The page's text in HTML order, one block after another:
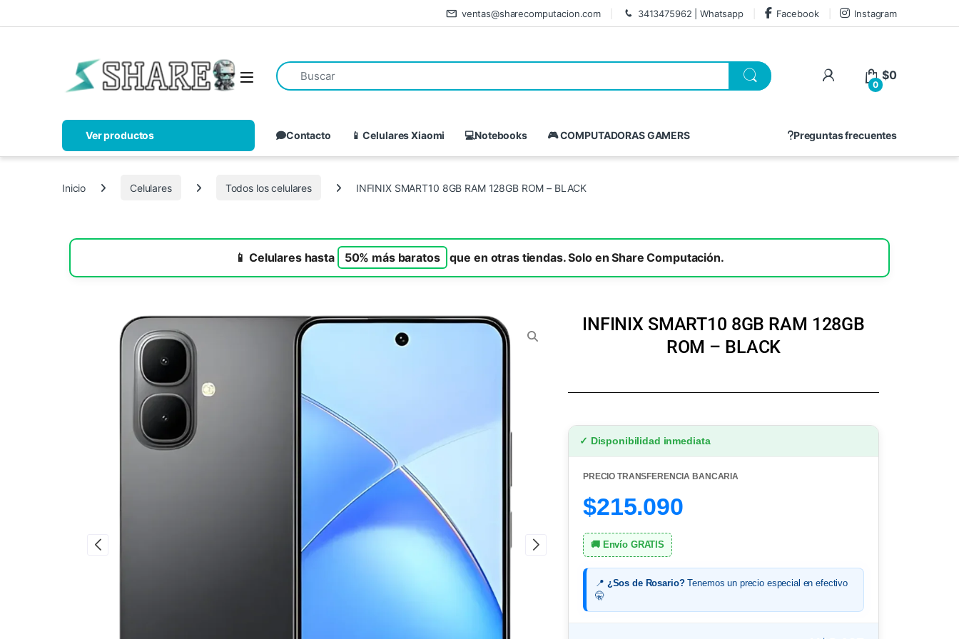
ventas@sharecomputacion.com 3413475962 | Whatsapp Facebook Instagram
0
$0
Ver productos Contacto Preguntas frecuentes
📱 Celulares Xiaomi 💻Notebooks 🎮 COMPUTADORAS GAMERS
Inicio Celulares Todos los celulares INFINIX SMART10 8GB RAM 128GB ROM – BLACK
📱 Celulares hasta 50% más baratos que en otras tiendas. Solo en Share Computación.
INFINIX SMART10 8GB RAM 128GB
ROM – BLACK
✓ Disponibilidad inmediata
PRECIO TRANSFERENCIA BANCARIA
$215.090
🚚 Envío GRATIS
📍 ¿Sos de Rosario?Tenemos un precio especial en efectivo
🤫